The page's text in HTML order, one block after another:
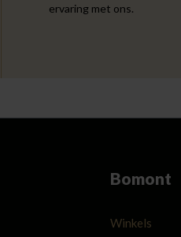
ervaring met ons.
Bomont
Winkels